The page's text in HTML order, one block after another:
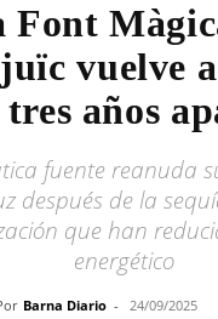
Font
vuelve
años
fuente reanuda
después de la
que han
energético
Barna Diario - 24/09/2025